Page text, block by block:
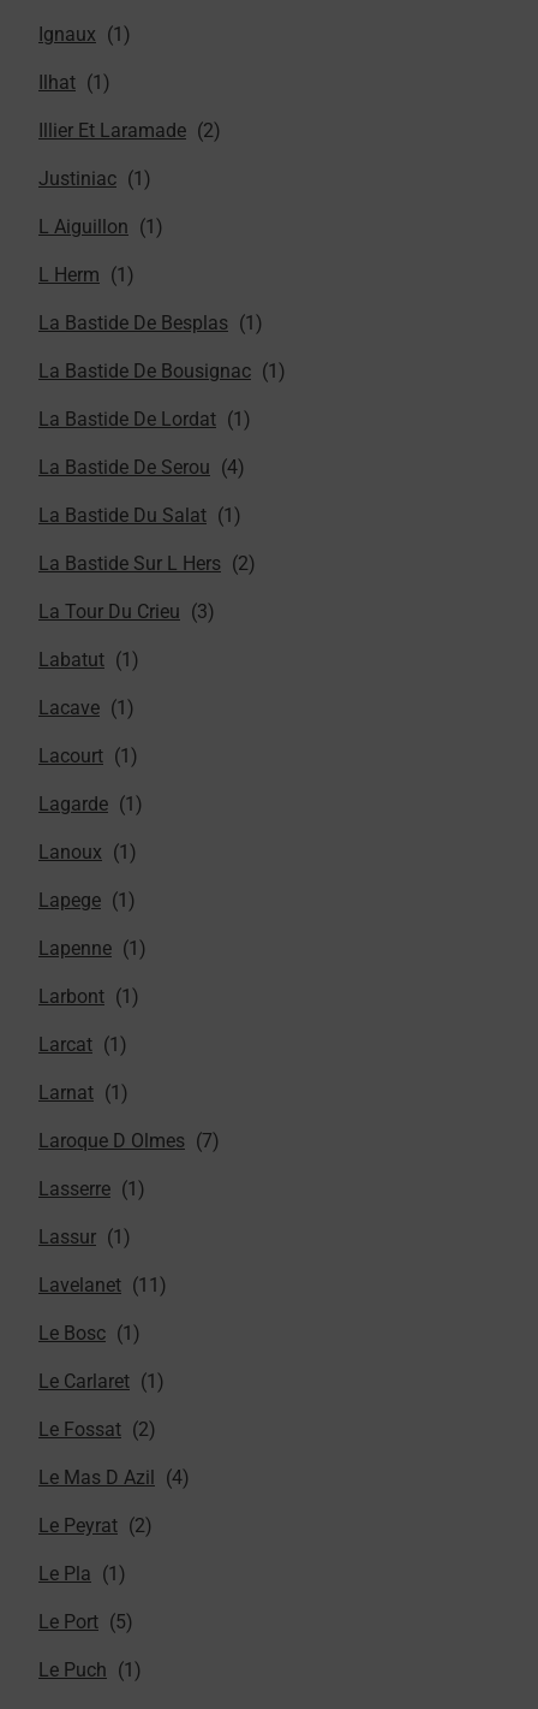
Ignaux
Ilhat
Illier Et Laramade
Justiniac
L Aiguillon
L Herm
La Bastide De Besplas
La Bastide De Bousignac
La Bastide De Lordat
La Bastide De Serou
La Bastide Du Salat
La Bastide Sur L Hers
La Tour Du Crieu
Labatut
Lacave
Lacourt
Lagarde
Lanoux
Lapege
Lapenne
Larbont
Larcat
Larnat
Laroque D Olmes
Lasserre
Lassur
Lavelanet
Le Bosc
Le Carlaret
Le Fossat
Le Mas D Azil
Le Peyrat
Le Pla
Le Port
Le Puch